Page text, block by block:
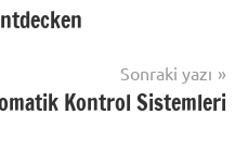
Sonraki yazı
Kontrol Sistemleri